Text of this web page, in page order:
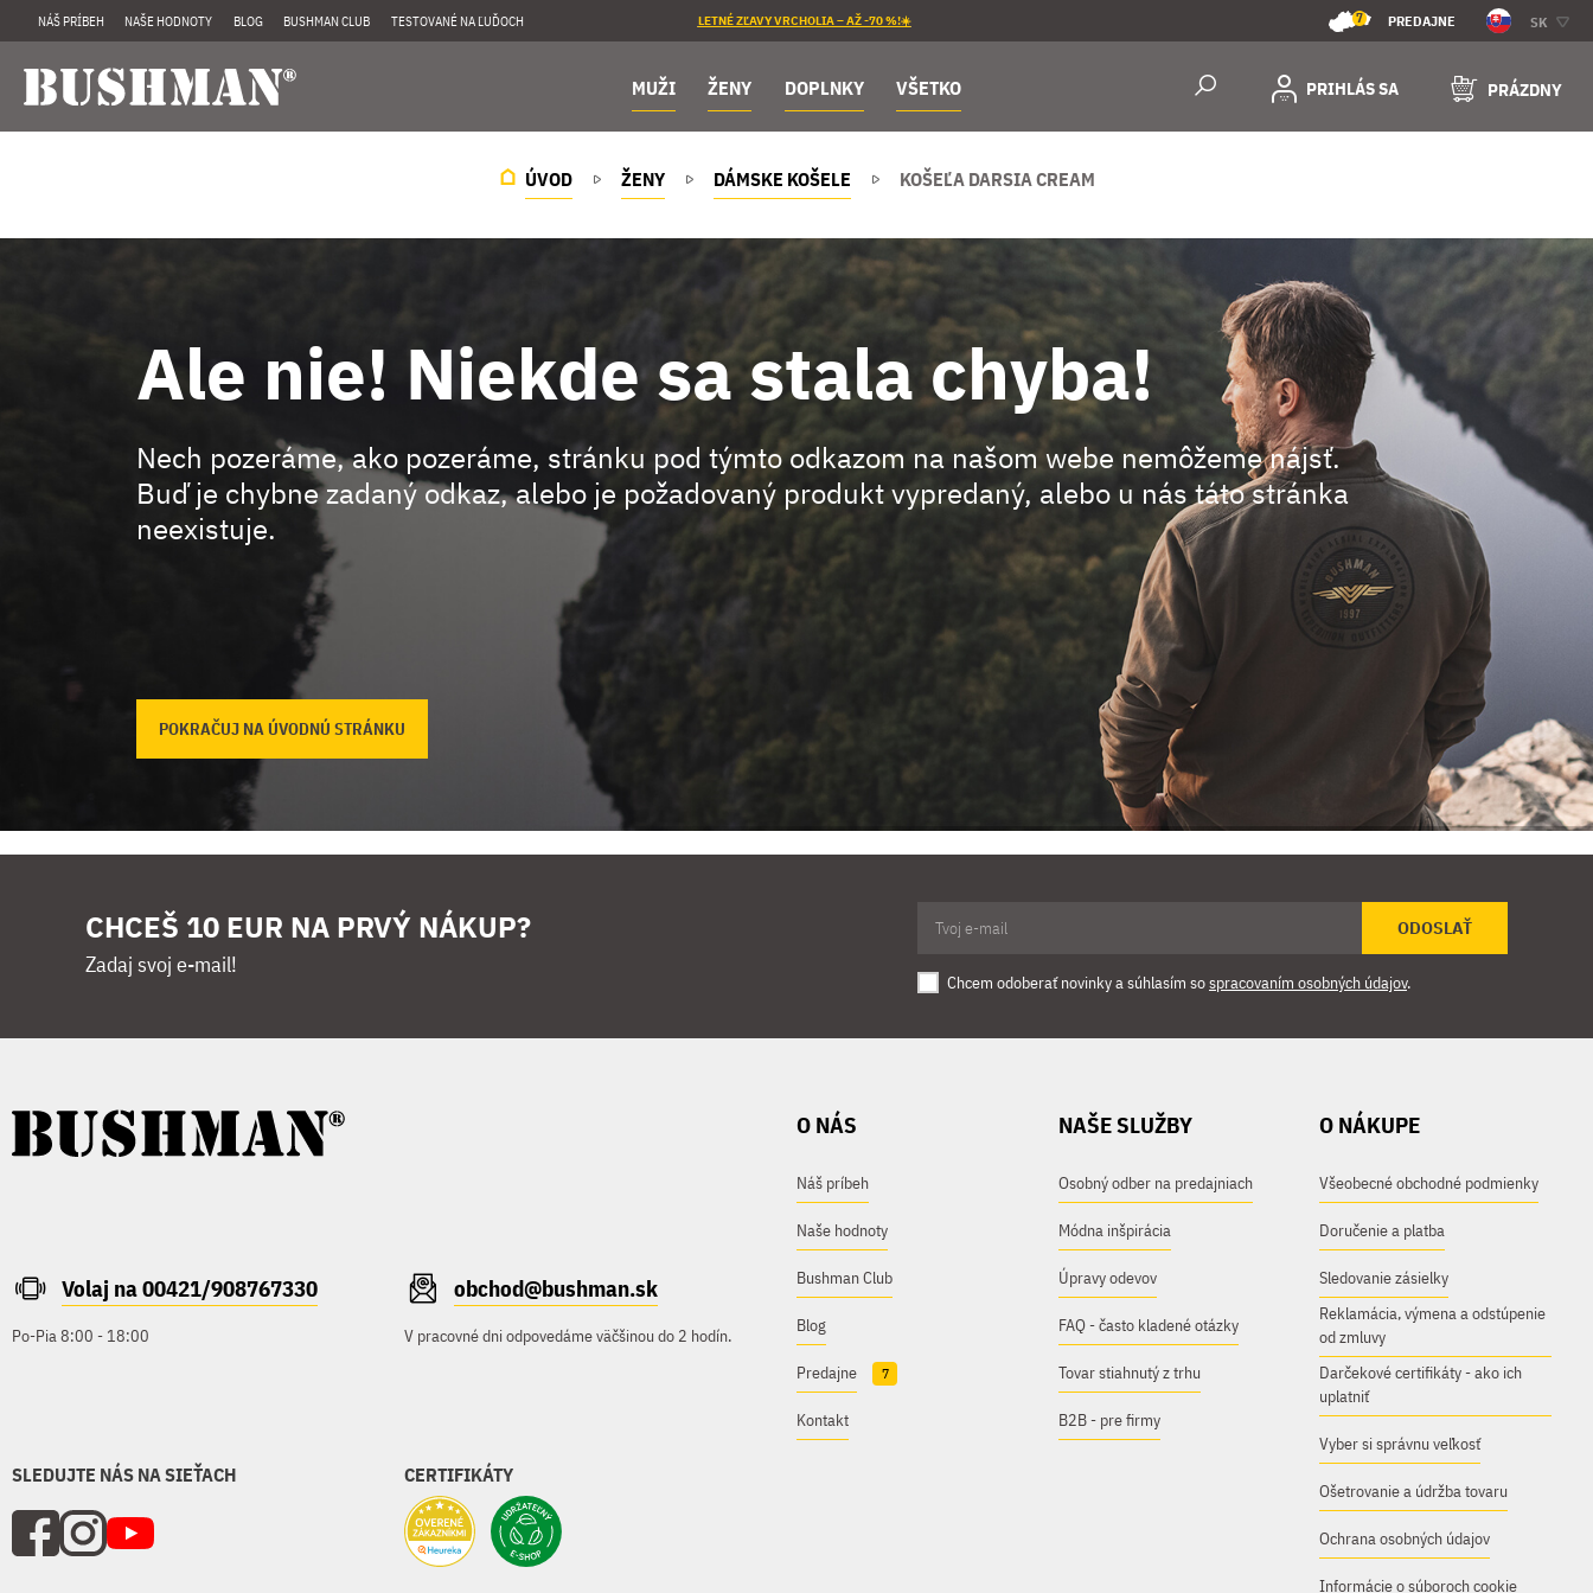
NÁŠ PRÍBEH NAŠE HODNOTY BLOG BUSHMAN CLUB TESTOVANÉ NA ĽUĎOCH LETNÉ ZĽAVY VRCHOLIA – AŽ -70 %!☀️ 7 PREDAJNE SK
MUŽI ŽENY DOPLNKY VŠETKO PRIHLÁS SA PRÁZDNY
ÚVOD ŽENY DÁMSKE KOŠELE KOŠEĽA DARSIA CREAM
Ale nie! Niekde sa stala chyba!
Nech pozeráme, ako pozeráme, stránku pod týmto odkazom na našom webe nemôžeme nájsť.
Buď je chybne zadaný odkaz, alebo je požadovaný produkt vypredaný, alebo u nás táto stránka
neexistuje.
POKRAČUJ NA ÚVODNÚ STRÁNKU
CHCEŠ 10 EUR NA PRVÝ NÁKUP?
Zadaj svoj e-mail!
ODOSLAŤ
Chcem odoberať novinky a súhlasím sospracovaním osobných údajov.
Volaj na 00421/908767330
Po-Pia 8:00 - 18:00
obchod@bushman.sk
V pracovné dni odpovedáme väčšinou do 2 hodín.
SLEDUJTE NÁS NA SIEŤACH CERTIFIKÁTY
O NÁS
Náš príbeh
Naše hodnoty
Bushman Club
Blog
Predajne 7
Kontakt
NAŠE SLUŽBY
Osobný odber na predajniach
Módna inšpirácia
Úpravy odevov
FAQ - často kladené otázky
Tovar stiahnutý z trhu
B2B - pre firmy
O NÁKUPE
Všeobecné obchodné podmienky
Doručenie a platba
Sledovanie zásielky
Reklamácia, výmena a odstúpenie
od zmluvy
Darčekové certifikáty - ako ich
uplatniť
Vyber si správnu veľkosť
Ošetrovanie a údržba tovaru
Ochrana osobných údajov
Informácie o súboroch cookie